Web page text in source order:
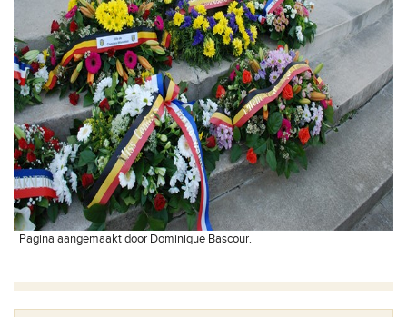
Pagina aangemaakt door Dominique Bascour.